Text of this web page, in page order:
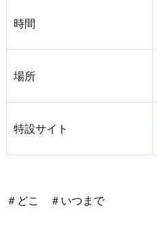
時間
場所
特設サイト
＃どこ ＃いつまで